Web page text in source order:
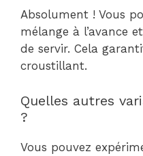
Absolument ! Vous
mélange à l’avance
de servir. Cela
croustillant.
Quelles autres
?
Vous pouvez